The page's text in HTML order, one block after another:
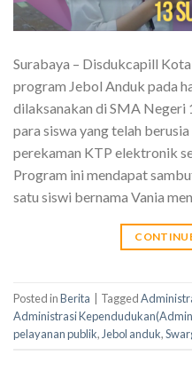
Surabaya – Disdukcapill
program Jebol Anduk pada
dilaksanakan di SMA Negeri
para siswa yang telah
perekaman KTP elektronik
Program ini mendapat
satu siswi bernama Vania
Posted inBerita | Tagged
Administrasi
pelayanan publik, Jebol anduk,